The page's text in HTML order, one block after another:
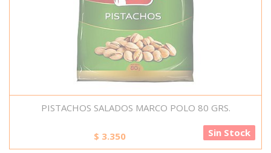
PISTACHOS SALADOS MARCO POLO 80 GRS.
$ 3.350 Sin Stock